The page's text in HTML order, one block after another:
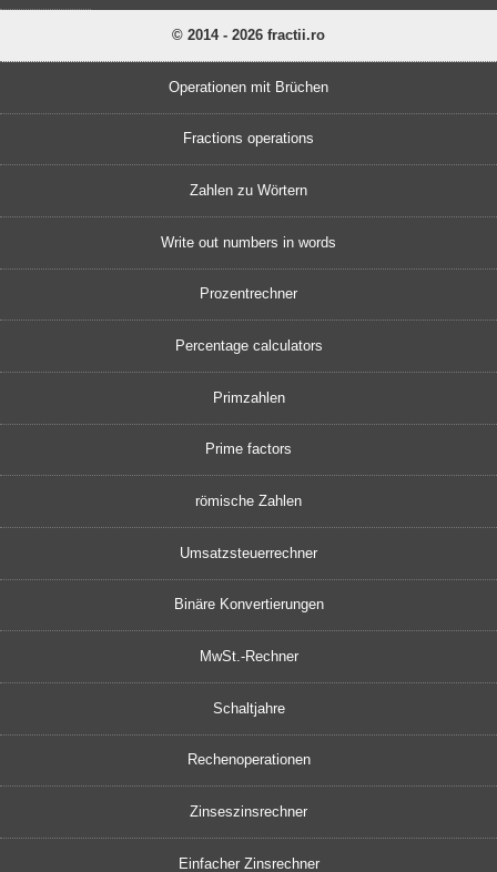
© 2014 - 2026 fractii.ro
Operationen mit Brüchen
Fractions operations
Zahlen zu Wörtern
Write out numbers in words
Prozentrechner
Percentage calculators
Primzahlen
Prime factors
römische Zahlen
Umsatzsteuerrechner
Binäre Konvertierungen
MwSt.-Rechner
Schaltjahre
Rechenoperationen
Zinseszinsrechner
Einfacher Zinsrechner